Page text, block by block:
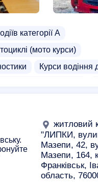
категорії А
(мото курси)
Курси водіння
житловий
"ЛИПКИ,
Мазепи, 42,
Мазепи, 164,
Франківськ,
область,